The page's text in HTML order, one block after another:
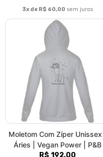
3x de R$ 60,00 sem juros
Moletom Com Zíper Unissex |
Áries | Vegan Power | P&B
R$ 192,00